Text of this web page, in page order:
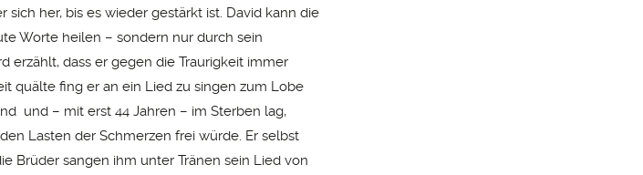
her, bis es wieder gestärkt ist. David kann die
Worte heilen – sondern nur durch sein
erzählt, dass er gegen die Traurigkeit immer
quälte fing er an ein Lied zu singen zum Lobe
und – mit erst 44 Jahren – im Sterben lag,
Lasten der Schmerzen frei würde. Er selbst
Brüder sangen ihm unter Tränen sein Lied von